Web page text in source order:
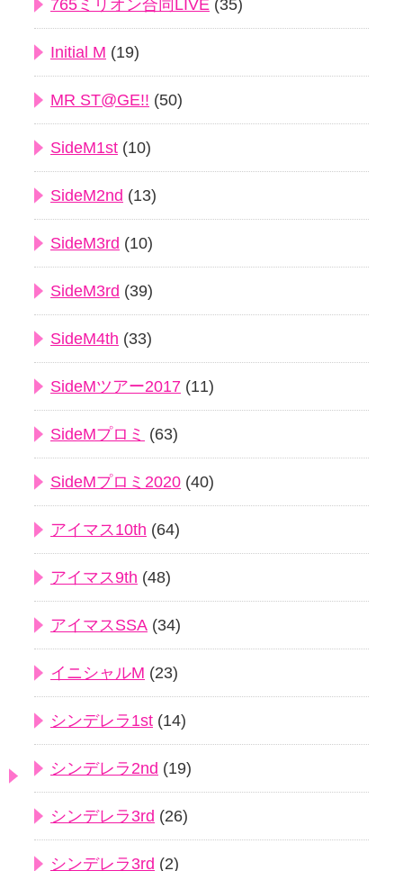
765ミリオン合同LIVE (35)
Initial M (19)
MR ST@GE!! (50)
SideM1st (10)
SideM2nd (13)
SideM3rd (10)
SideM3rd (39)
SideM4th (33)
SideMツアー2017 (11)
SideMプロミ (63)
SideMプロミ2020 (40)
アイマス10th (64)
アイマス9th (48)
アイマスSSA (34)
イニシャルM (23)
シンデレラ1st (14)
シンデレラ2nd (19)
シンデレラ3rd (26)
シンデレラ3rd (2)